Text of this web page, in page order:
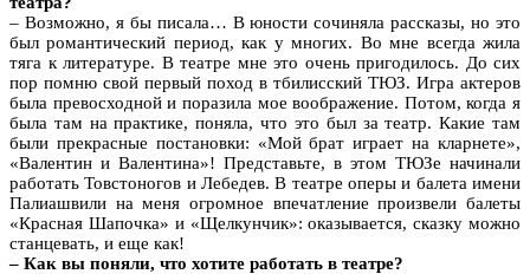
– Возможно, я бы писала… В юности сочиняла рассказы, но это
был романтический период, как у многих. Во мне всегда жила
тяга к литературе. В театре мне это очень пригодилось. До сих
пор помню свой первый поход в тбилисский ТЮЗ. Игра актеров
была превосходной и поразила мое воображение. Потом, когда я
была там на практике, поняла, что это был за театр. Какие там
были прекрасные постановки: «Мой брат играет на кларнете»,
«Валентин и Валентина»! Представьте, в этом ТЮЗе начинали
работать Товстоногов и Лебедев. В театре оперы и балета имени
Палиашвили на меня огромное впечатление произвели балеты
«Красная Шапочка» и «Щелкунчик»: оказывается, сказку можно
станцевать, и еще как!
– Как вы поняли, что хотите работать в театре?